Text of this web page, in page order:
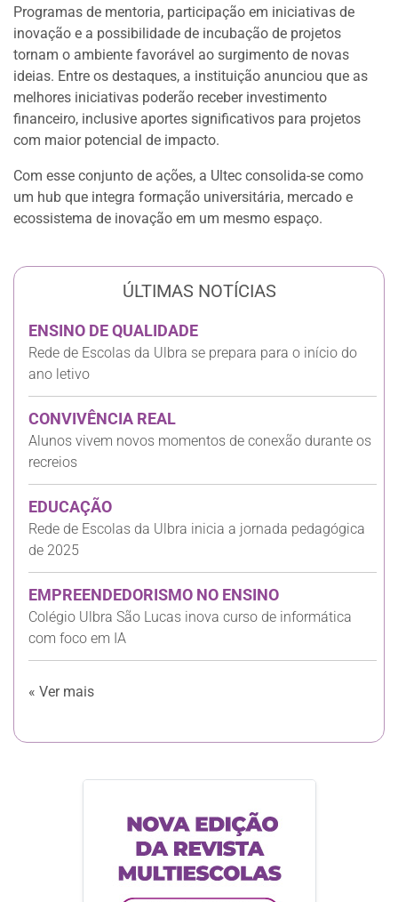
Programas de mentoria, participação em iniciativas de
inovação e a possibilidade de incubação de projetos
tornam o ambiente favorável ao surgimento de novas
ideias. Entre os destaques, a instituição anunciou que as
melhores iniciativas poderão receber investimento
financeiro, inclusive aportes significativos para projetos
com maior potencial de impacto.
Com esse conjunto de ações, a Ultec consolida-se como
um hub que integra formação universitária, mercado e
ecossistema de inovação em um mesmo espaço.
ÚLTIMAS NOTÍCIAS
ENSINO DE QUALIDADE
Rede de Escolas da Ulbra se prepara para o início do
ano letivo
CONVIVÊNCIA REAL
Alunos vivem novos momentos de conexão durante os
recreios
EDUCAÇÃO
Rede de Escolas da Ulbra inicia a jornada pedagógica
de 2025
EMPREENDEDORISMO NO ENSINO
Colégio Ulbra São Lucas inova curso de informática
com foco em IA
« Ver mais